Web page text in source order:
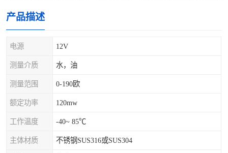
产品描述
电源 12V
测量介质 水，油
测量范围 0-190欧
额定功率 120mw
工作温度 -40~ 85℃
主体材质 不锈钢SUS316或SUS304